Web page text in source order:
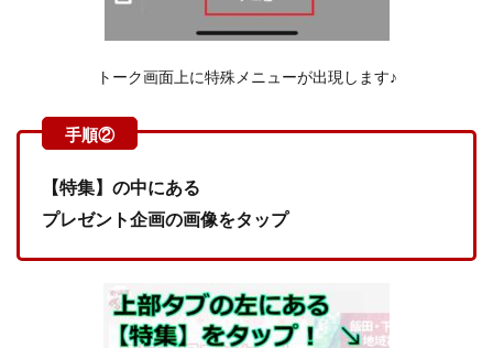
トーク画面上に特殊メニューが出現します♪
【特集】の中にある
プレゼント企画の画像をタップ